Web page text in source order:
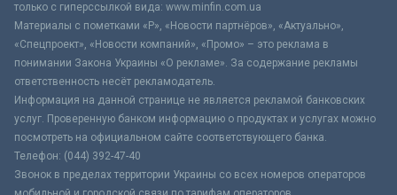
только с гиперссылкой вида: www.minfin.com.ua
Материалы с пометками «Р», «Новости партнёров», «Актуально»,
«Спецпроект», «Новости компаний», «Промо» – это реклама в
понимании Закона Украины «О рекламе». За содержание рекламы
ответственность несёт рекламодатель.
Информация на данной странице не является рекламой банковских
услуг. Проверенную банком информацию о продуктах и услугах можно
посмотреть на официальном сайте соответствующего банка.
Телефон: (044) 392-47-40
Звонок в пределах территории Украины со всех номеров операторов